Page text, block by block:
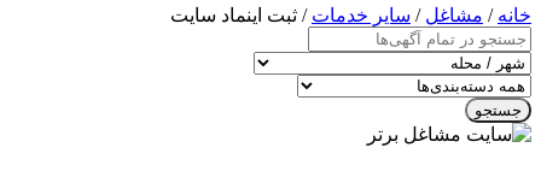
خانه / مشاغل / سایر خدمات / ثبت اینماد سایت
جستجو